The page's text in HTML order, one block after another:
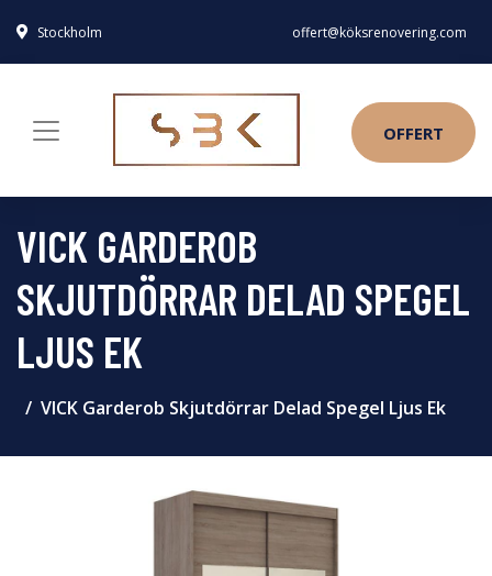
Stockholm offert@köksrenovering.com
OFFERT
VICK GARDEROB
SKJUTDÖRRAR DELAD SPEGEL
LJUS EK
VICK Garderob Skjutdörrar Delad Spegel Ljus Ek